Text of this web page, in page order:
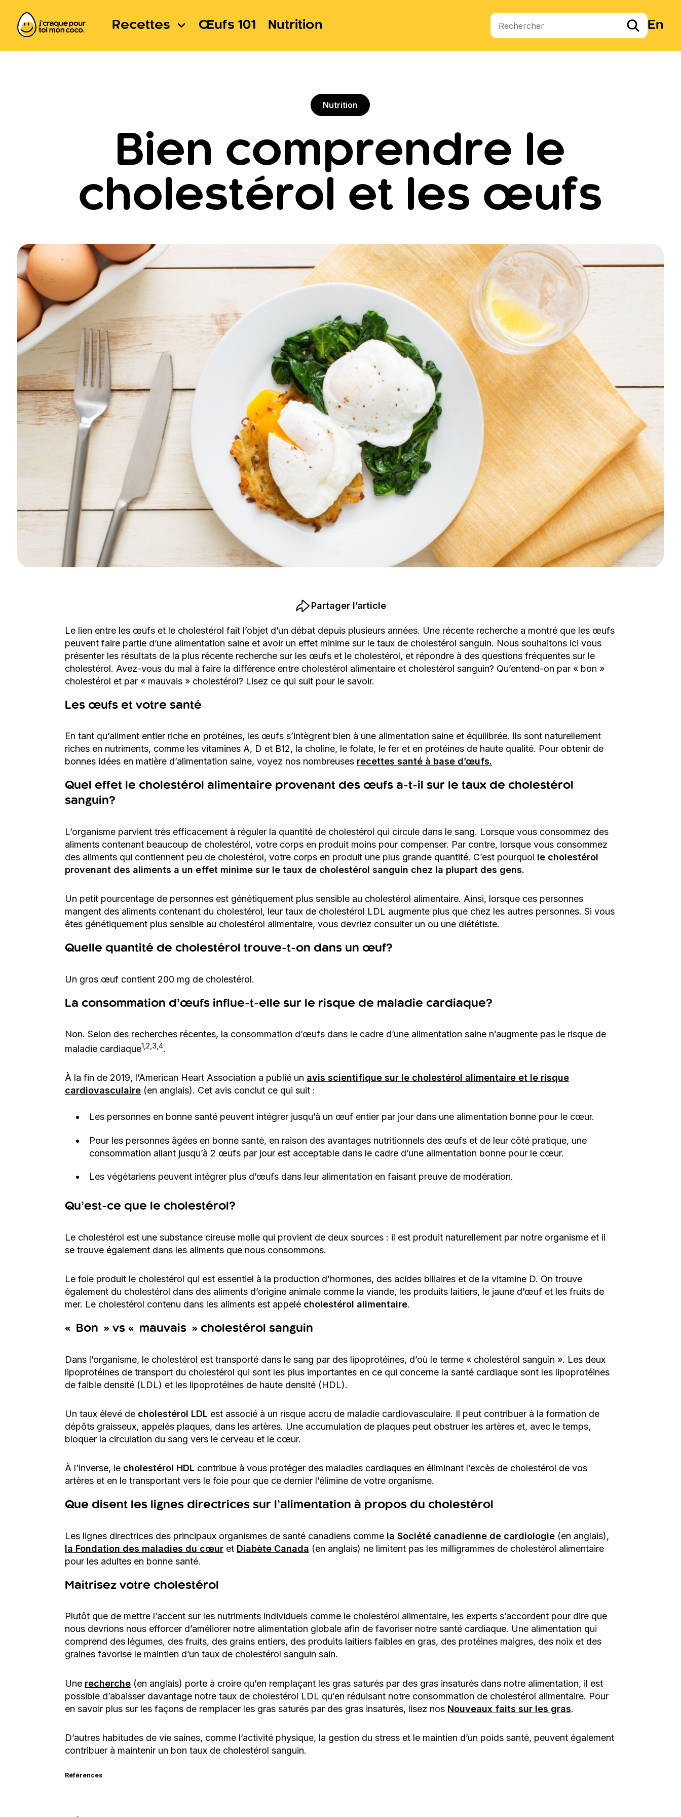
Recettes Œufs 101 Nutrition Termes de recherche En
Nutrition
Bien comprendre le
cholestérol et les œufs
Partager l’article
Le lien entre les œufs et le cholestérol fait l’objet d’un débat depuis plusieurs années. Une récente recherche a montré que les œufs
peuvent faire partie d’une alimentation saine et avoir un effet minime sur le taux de cholestérol sanguin. Nous souhaitons ici vous
présenter les résultats de la plus récente recherche sur les œufs et le cholestérol, et répondre à des questions fréquentes sur le
cholestérol. Avez-vous du mal à faire la différence entre cholestérol alimentaire et cholestérol sanguin? Qu’entend-on par « bon »
cholestérol et par « mauvais » cholestérol? Lisez ce qui suit pour le savoir.
Les œufs et votre santé
En tant qu’aliment entier riche en protéines, les œufs s’intègrent bien à une alimentation saine et équilibrée. Ils sont naturellement
riches en nutriments, comme les vitamines A, D et B12, la choline, le folate, le fer et en protéines de haute qualité. Pour obtenir de
bonnes idées en matière d’alimentation saine, voyez nos nombreuses recettes santé à base d’œufs.
Quel effet le cholestérol alimentaire provenant des œufs a-t-il sur le taux de cholestérol
sanguin?
L’organisme parvient très efficacement à réguler la quantité de cholestérol qui circule dans le sang. Lorsque vous consommez des
aliments contenant beaucoup de cholestérol, votre corps en produit moins pour compenser. Par contre, lorsque vous consommez
des aliments qui contiennent peu de cholestérol, votre corps en produit une plus grande quantité. C’est pourquoi le cholestérol
provenant des aliments a un effet minime sur le taux de cholestérol sanguin chez la plupart des gens.
Un petit pourcentage de personnes est génétiquement plus sensible au cholestérol alimentaire. Ainsi, lorsque ces personnes
mangent des aliments contenant du cholestérol, leur taux de cholestérol LDL augmente plus que chez les autres personnes. Si vous
êtes génétiquement plus sensible au cholestérol alimentaire, vous devriez consulter un ou une diététiste.
Quelle quantité de cholestérol trouve-t-on dans un œuf?
Un gros œuf contient 200 mg de cholestérol.
La consommation d’œufs influe-t-elle sur le risque de maladie cardiaque?
Non. Selon des recherches récentes, la consommation d’œufs dans le cadre d’une alimentation saine n’augmente pas le risque de
maladie cardiaque1,2,3,4.
À la fin de 2019, l’American Heart Association a publié un avis scientifique sur le cholestérol alimentaire et le risque
cardiovasculaire (en anglais). Cet avis conclut ce qui suit :
Les personnes en bonne santé peuvent intégrer jusqu’à un œuf entier par jour dans une alimentation bonne pour le cœur.
Pour les personnes âgées en bonne santé, en raison des avantages nutritionnels des œufs et de leur côté pratique, une
consommation allant jusqu’à 2 œufs par jour est acceptable dans le cadre d’une alimentation bonne pour le cœur.
Les végétariens peuvent intégrer plus d’œufs dans leur alimentation en faisant preuve de modération.
Qu’est-ce que le cholestérol?
Le cholestérol est une substance cireuse molle qui provient de deux sources : il est produit naturellement par notre organisme et il
se trouve également dans les aliments que nous consommons.
Le foie produit le cholestérol qui est essentiel à la production d’hormones, des acides biliaires et de la vitamine D. On trouve
également du cholestérol dans des aliments d’origine animale comme la viande, les produits laitiers, le jaune d’œuf et les fruits de
mer. Le cholestérol contenu dans les aliments est appelé cholestérol alimentaire.
« Bon » vs « mauvais » cholestérol sanguin
Dans l’organisme, le cholestérol est transporté dans le sang par des lipoprotéines, d’où le terme « cholestérol sanguin ». Les deux
lipoprotéines de transport du cholestérol qui sont les plus importantes en ce qui concerne la santé cardiaque sont les lipoprotéines
de faible densité (LDL) et les lipoprotéines de haute densité (HDL).
Un taux élevé de cholestérol LDL est associé à un risque accru de maladie cardiovasculaire. Il peut contribuer à la formation de
dépôts graisseux, appelés plaques, dans les artères. Une accumulation de plaques peut obstruer les artères et, avec le temps,
bloquer la circulation du sang vers le cerveau et le cœur.
À l’inverse, le cholestérol HDL contribue à vous protéger des maladies cardiaques en éliminant l’excès de cholestérol de vos
artères et en le transportant vers le foie pour que ce dernier l’élimine de votre organisme.
Que disent les lignes directrices sur l’alimentation à propos du cholestérol
Les lignes directrices des principaux organismes de santé canadiens comme la Société canadienne de cardiologie (en anglais),
la Fondation des maladies du cœur et Diabète Canada (en anglais) ne limitent pas les milligrammes de cholestérol alimentaire
pour les adultes en bonne santé.
Maîtrisez votre cholestérol
Plutôt que de mettre l’accent sur les nutriments individuels comme le cholestérol alimentaire, les experts s’accordent pour dire que
nous devrions nous efforcer d’améliorer notre alimentation globale afin de favoriser notre santé cardiaque. Une alimentation qui
comprend des légumes, des fruits, des grains entiers, des produits laitiers faibles en gras, des protéines maigres, des noix et des
graines favorise le maintien d’un taux de cholestérol sanguin sain.
Une recherche (en anglais) porte à croire qu’en remplaçant les gras saturés par des gras insaturés dans notre alimentation, il est
possible d’abaisser davantage notre taux de cholestérol LDL qu’en réduisant notre consommation de cholestérol alimentaire. Pour
en savoir plus sur les façons de remplacer les gras saturés par des gras insaturés, lisez nos Nouveaux faits sur les gras.
D’autres habitudes de vie saines, comme l’activité physique, la gestion du stress et le maintien d’un poids santé, peuvent également
contribuer à maintenir un bon taux de cholestérol sanguin.
Références